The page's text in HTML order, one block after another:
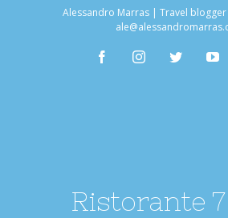
Alessandro Marras | Travel
facebookinstagramtwitter
Ristorante